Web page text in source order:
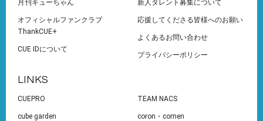
月刊キューちゃん
オフィシャルファンクラブ
ThankCUE+
CUE IDについて
新人タレント募集について
応援してくださる皆様へのお願い
よくあるお問い合わせ
プライバシーポリシー
LINKS
CUEPRO TEAM NACS
cube garden coron・comen